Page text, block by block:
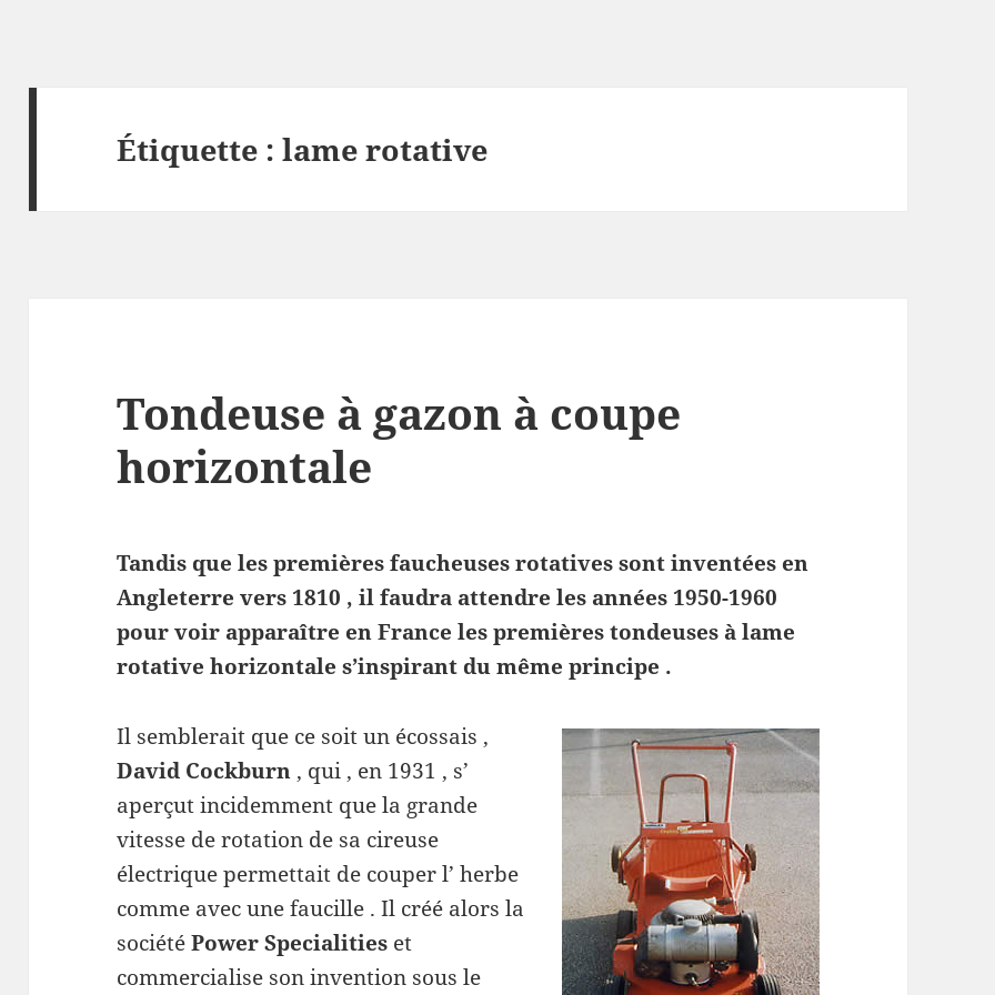
Étiquette :lame rotative
Tondeuse à gazon à coupe
horizontale
Tandis que les premières faucheuses rotatives sont inventées en
Angleterre vers 1810 , il faudra attendre les années 1950-1960
pour voir apparaître en France les premières tondeuses à lame
rotative horizontale s’inspirant du même principe .
Il semblerait que ce soit un écossais ,
David Cockburn , qui , en 1931 , s’
aperçut incidemment que la grande
vitesse de rotation de sa cireuse
électrique permettait de couper l’ herbe
comme avec une faucille . Il créé alors la
sociétéPower Specialities et
commercialise son invention sous le